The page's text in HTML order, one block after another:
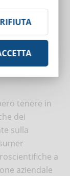
è un trend
diffusione
in modo
in cui le
non
tenere in
dei
sulla
a
aziendale
RIFIUTA